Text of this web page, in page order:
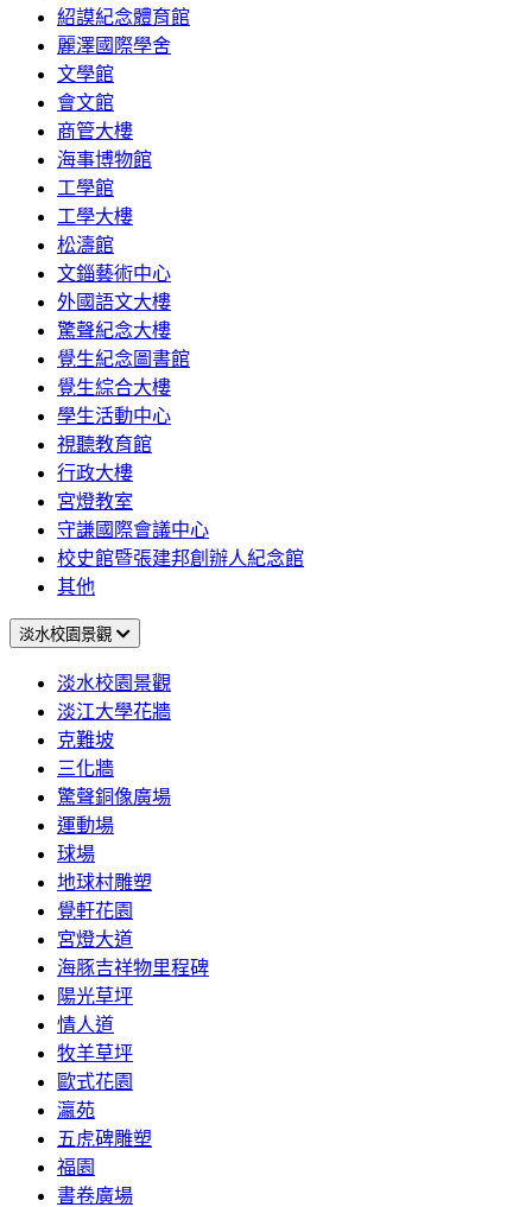
紹謨紀念體育館
麗澤國際學舍
文學館
會文館
商管大樓
海事博物館
工學館
工學大樓
松濤館
文錙藝術中心
外國語文大樓
驚聲紀念大樓
覺生紀念圖書館
覺生綜合大樓
學生活動中心
視聽教育館
行政大樓
宮燈教室
守謙國際會議中心
校史館暨張建邦創辦人紀念館
其他
淡水校園景觀
淡水校園景觀
淡江大學花牆
克難坡
三化牆
驚聲銅像廣場
運動場
球場
地球村雕塑
覺軒花園
宮燈大道
海豚吉祥物里程碑
陽光草坪
情人道
牧羊草坪
歐式花園
瀛苑
五虎碑雕塑
福園
書卷廣場